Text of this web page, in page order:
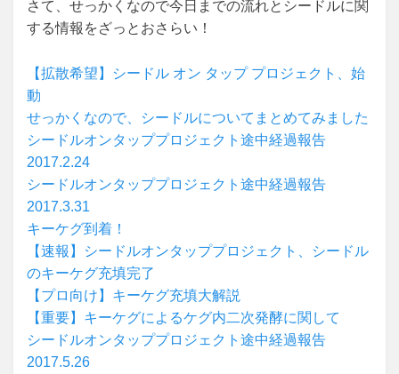
さて、せっかくなので今日までの流れとシードルに関
する情報をざっとおさらい！
【拡散希望】シードル オン タップ プロジェクト、始
動
せっかくなので、シードルについてまとめてみました
シードルオンタッププロジェクト途中経過報告
2017.2.24
シードルオンタッププロジェクト途中経過報告
2017.3.31
キーケグ到着！
【速報】シードルオンタッププロジェクト、シードル
のキーケグ充填完了
【プロ向け】キーケグ充填大解説
【重要】キーケグによるケグ内二次発酵に関して
シードルオンタッププロジェクト途中経過報告
2017.5.26